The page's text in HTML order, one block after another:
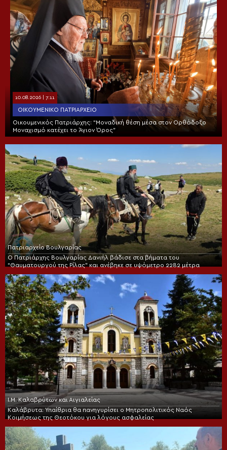
10.08.2026 | 7:11
ΟΙΚΟΥΜΕΝΙΚΌ ΠΑΤΡΙΑΡΧΕΊΟ
Οικουμενικός Πατριάρχης: “Μοναδική θέση μέσα στον Ορθόδοξο
Μοναχισμό κατέχει το Άγιον Όρος”
Πατριαρχείο Βουλγαρίας
Ο Πατριάρχης Βουλγαρίας Δανιήλ βάδισε στα βήματα του
“Θαυματουργού της Ρίλας” και ανέβηκε σε υψόμετρο 2282 μέτρα
Ι.Μ. Καλαβρύτων και Αιγιαλείας
Καλάβρυτα: Υπαίθρια θα πανηγυρίσει ο Μητροπολιτικός Ναός
Κοιμήσεως της Θεοτόκου για λόγους ασφαλείας